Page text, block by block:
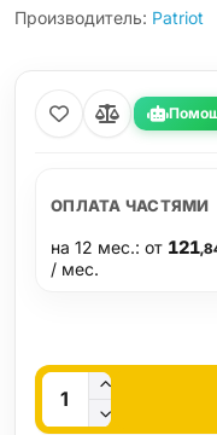
Производитель: Patriot
ОПЛАТА ЧАСТЯМИ
на 12 мес.: от 121
/ мес.
Кол-во